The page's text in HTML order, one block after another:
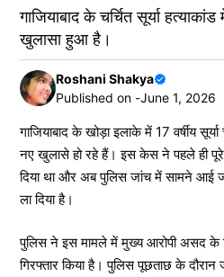
गाजियाबाद के चर्चित सूर्या
खुलासा हुआ है।
Roshani Shakya
Published on -June 1, 2026
गाजियाबाद के खोड़ा इलाके में 17 वर्षीय
नए खुलासे हो रहे हैं। इस केस ने पहले ही पूरे
दिया था और अब पुलिस जांच में सामने आई
ला दिया है।
पुलिस ने इस मामले में मुख्य आरोपी असद के
गिरफ्तार किया है। पुलिस पूछताछ के